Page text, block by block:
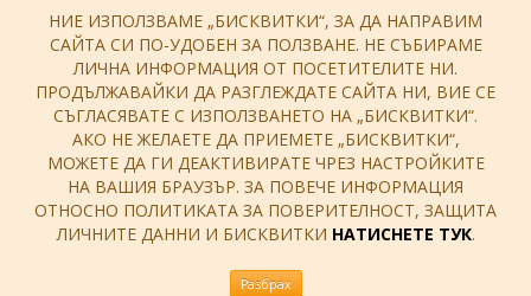
НИЕ ИЗПОЛЗВАМЕ „БИСКВИТКИ“, ЗА ДА НАПРАВИМ
САЙТА СИ ПО-УДОБЕН ЗА ПОЛЗВАНЕ. НЕ СЪБИРАМЕ
ЛИЧНА ИНФОРМАЦИЯ ОТ ПОСЕТИТЕЛИТЕ НИ.
ПРОДЪЛЖАВАЙКИ ДА РАЗГЛЕЖДАТЕ САЙТА НИ, ВИЕ СЕ
СЪГЛАСЯВАТЕ С ИЗПОЛЗВАНЕТО НА „БИСКВИТКИ“.
АКО НЕ ЖЕЛАЕТЕ ДА ПРИЕМЕТЕ „БИСКВИТКИ“,
МОЖЕТЕ ДА ГИ ДЕАКТИВИРАТЕ ЧРЕЗ НАСТРОЙКИТЕ
НА ВАШИЯ БРАУЗЪР. ЗА ПОВЕЧЕ ИНФОРМАЦИЯ
ОТНОСНО ПОЛИТИКАТА ЗА ПОВЕРИТЕЛНОСТ, ЗАЩИТА
ЛИЧНИТЕ ДАННИ И БИСКВИТКИ НАТИСНЕТЕ ТУК.
Разбрах